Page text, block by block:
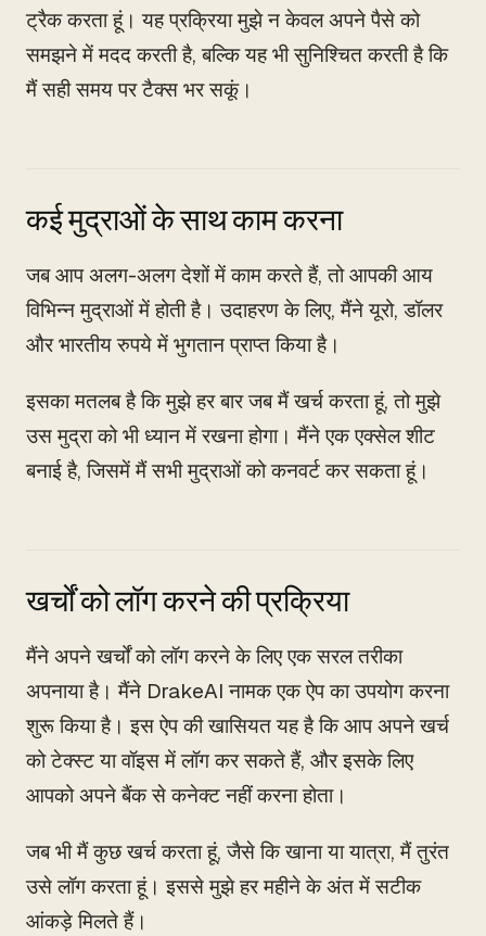
ट्रैक करता हूं। यह प्रक्रिया मुझे न केवल अपने पैसे को
समझने में मदद करती है, बल्कि यह भी सुनिश्चित करती है कि
मैं सही समय पर टैक्स भर सकूं।
कई मुद्राओं के साथ काम करना
जब आप अलग-अलग देशों में काम करते हैं, तो आपकी आय
विभिन्न मुद्राओं में होती है। उदाहरण के लिए, मैंने यूरो, डॉलर
और भारतीय रुपये में भुगतान प्राप्त किया है।
इसका मतलब है कि मुझे हर बार जब मैं खर्च करता हूं, तो मुझे
उस मुद्रा को भी ध्यान में रखना होगा। मैंने एक एक्सेल शीट
बनाई है, जिसमें मैं सभी मुद्राओं को कनवर्ट कर सकता हूं।
खर्चों को लॉग करने की प्रक्रिया
मैंने अपने खर्चों को लॉग करने के लिए एक सरल तरीका
अपनाया है। मैंने DrakeAI नामक एक ऐप का उपयोग करना
शुरू किया है। इस ऐप की खासियत यह है कि आप अपने खर्च
को टेक्स्ट या वॉइस में लॉग कर सकते हैं, और इसके लिए
आपको अपने बैंक से कनेक्ट नहीं करना होता।
जब भी मैं कुछ खर्च करता हूं, जैसे कि खाना या यात्रा, मैं तुरंत
उसे लॉग करता हूं। इससे मुझे हर महीने के अंत में सटीक
आंकड़े मिलते हैं।